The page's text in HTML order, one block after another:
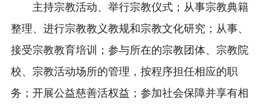
主持宗教活动、举行宗教仪式； 从事宗教典籍
整理、进行宗教教义教规和宗教文化研究； 从事、
接受宗教教育培训； 参与所在的宗教团体、宗教院
校、宗教活动场所的管理，按程序担任相应的职
务； 开展公益慈善活权益； 参加社会保障并享有相